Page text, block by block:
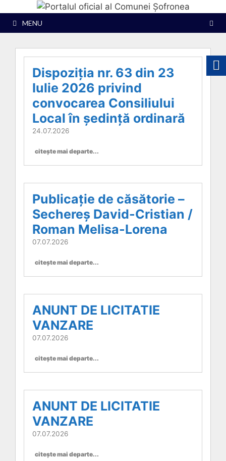
conținut
MENU
Dispoziția nr. 63 din 23
Iulie 2026 privind
convocarea Consiliului
Local în ședință ordinară
24.07.2026
citește mai departe...
Publicație de căsătorie –
Sechereș David-Cristian /
Roman Melisa-Lorena
07.07.2026
citește mai departe...
ANUNT DE LICITATIE
VANZARE
07.07.2026
citește mai departe...
ANUNT DE LICITATIE
VANZARE
07.07.2026
citește mai departe...